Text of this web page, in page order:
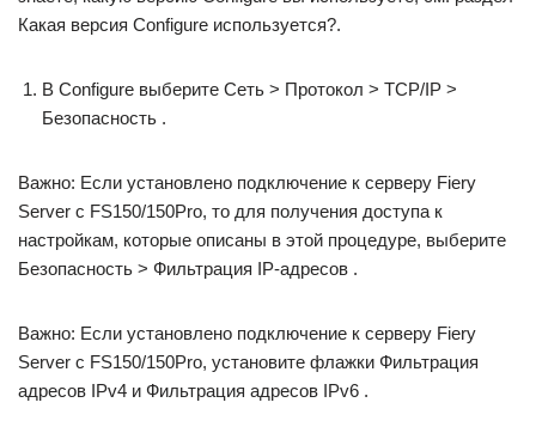
Какая версия Configure используется?.
В Configure выберите Сеть > Протокол > TCP/IP >
Безопасность .
Важно: Если установлено подключение к серверу Fiery
Server с FS150/150Pro, то для получения доступа к
настройкам, которые описаны в этой процедуре, выберите
Безопасность > Фильтрация IP-адресов .
Важно: Если установлено подключение к серверу Fiery
Server с FS150/150Pro, установите флажки Фильтрация
адресов IPv4 и Фильтрация адресов IPv6 .